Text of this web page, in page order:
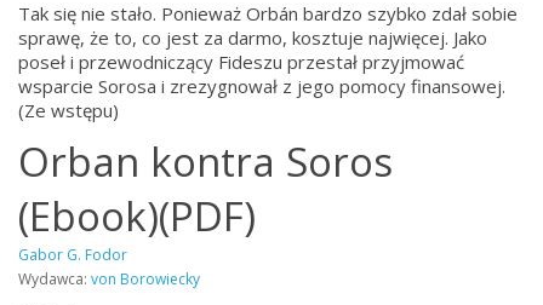
Tak się nie stało. Ponieważ Orbán bardzo szybko zdał sobie
sprawę, że to, co jest za darmo, kosztuje najwięcej. Jako
poseł i przewodniczący Fideszu przestał przyjmować
wsparcie Sorosa i zrezygnował z jego pomocy finansowej.
(Ze wstępu)
Orban kontra Soros
(Ebook)(PDF)
Gabor G. Fodor
Wydawca: von Borowiecky